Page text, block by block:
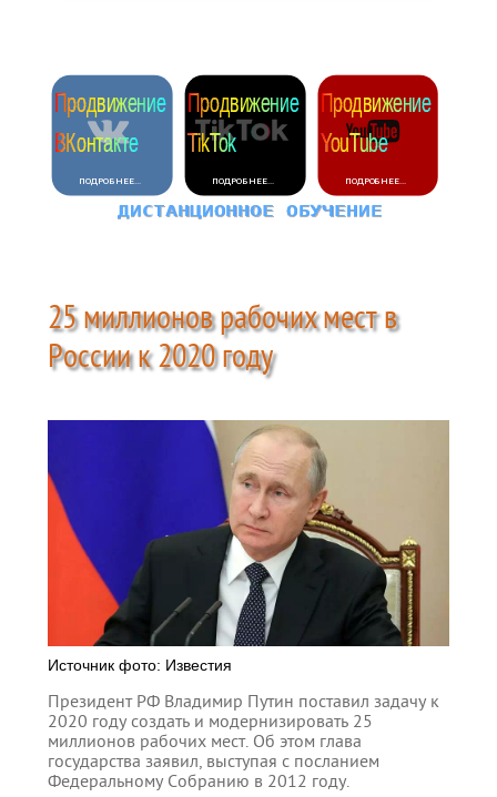
25 миллионов рабочих мест в
России к 2020 году
Источник фото: Известия
Президент РФ Владимир Путин поставил задачу к
2020 году создать и модернизировать 25
миллионов рабочих мест. Об этом глава
государства заявил, выступая с посланием
Федеральному Собранию в 2012 году.